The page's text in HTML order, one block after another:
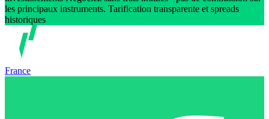
les principaux instruments. Tarification transparente et spreads
historiques
France